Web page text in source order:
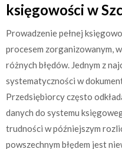
księgowości w
Prowadzenie pełnej
procesem zorganizowanym,
różnych błędów. Jednym z
systematyczności w
Przedsiębiorcy często
danych do systemu
trudności w późniejszym
powszechnym błędem jest